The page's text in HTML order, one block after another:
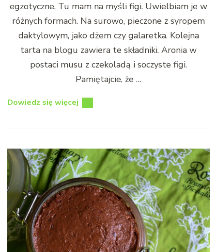
egzotyczne. Tu mam na myśli figi. Uwielbiam je w
różnych formach. Na surowo, pieczone z syropem
daktylowym, jako dżem czy galaretka. Kolejna
tarta na blogu zawiera te składniki. Aronia w
postaci musu z czekoladą i soczyste figi.
Pamiętajcie, że …
Dowiedz się więcej